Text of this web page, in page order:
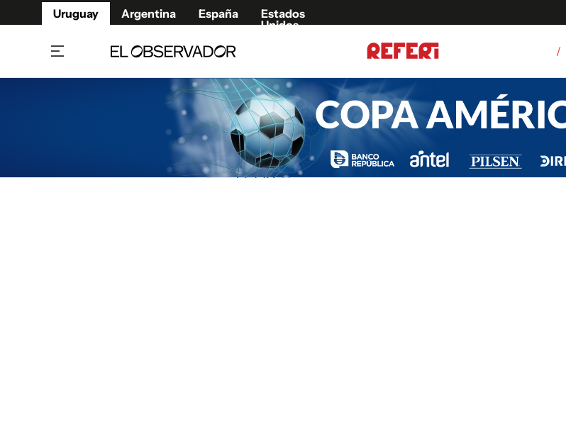
Uruguay Argentina España
Estados
Unidos
Resultados Deportivos
Juegos Olímpicos
Rugby
Básquetbol
Tenis
Running
/